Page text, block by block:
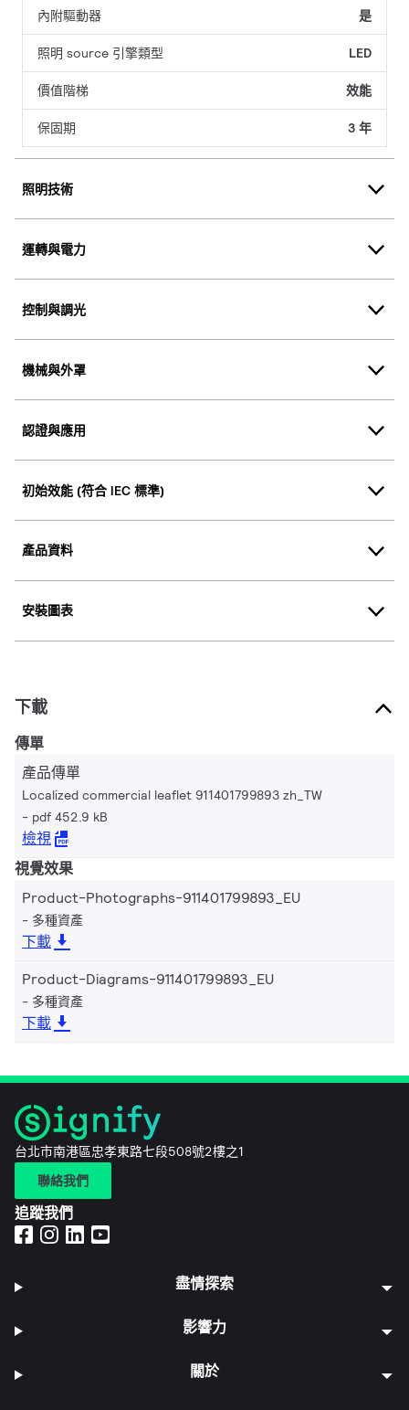
內附驅動器 是
照明 source 引擎類型 LED
價值階梯 效能
保固期 3 年
照明技術
運轉與電力
控制與調光
機械與外罩
認證與應用
初始效能 (符合 IEC 標準)
產品資料
安裝圖表
下載
傳單
產品傳單
Localized commercial leaflet 911401799893 zh_TW
pdf 452.9 kB
檢視
視覺效果
Product-Photographs-911401799893_EU
多種資產
下載
Product-Diagrams-911401799893_EU
多種資產
下載
台北市南港區忠孝東路七段508號2樓之1
聯絡我們
追蹤我們
盡情探索
影響力
關於